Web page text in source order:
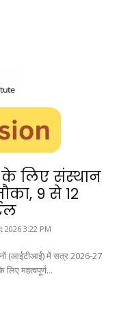
के लिए संस्थान
9 से 12
2026 3:22 PM
(आईटीआई) में सत्र 2026-27
महत्वपूर्ण...